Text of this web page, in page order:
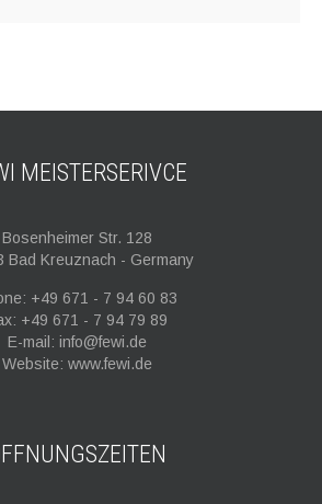
MEISTERSERIVCE
Bosenheimer Str. 128
Bad Kreuznach - Germany
+49 671 - 7 94 60 83
+49 671 - 7 94 79 89
E-mail: info@fewi.de
Website: www.fewi.de